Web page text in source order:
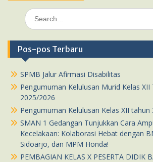
Search
for:
Pos-pos Terbaru
SPMB Jalur Afirmasi Disabilitas
Pengumuman Kelulusan Murid Kelas XII
2025/2026
Pengumuman Kelulusan Kelas XII tahun
SMAN 1 Gedangan Tunjukkan Cara
Kecelakaan: Kolaborasi Hebat dengan
Sidoarjo, dan MPM Honda!
PEMBAGIAN KELAS X PESERTA DIDIK